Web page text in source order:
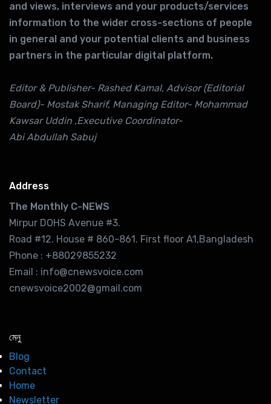
and views, interviews and your products/services
information to the wider cross-sections of people
in general and your potential clients and business
partners in the particular digital platform.
Editor & Publisher- Rashed Kamal, Advisor (Editorial
Board)- Mostak Sharif, Managing Editor- Mohammad
Kawsar Uddin ,Executive Coordinator-
Abi Abdullah Sabuj
Address
The Monthly C-NEWS
Mirpur DOHS Avenue #3.
Road #12. House # 860-861. First floor A1,Bangladesh
Phone : +88029855232
Email : info@cnewsvoice.com
cnewsvoice2002@gmail.com
মেনু
Blog
Contact
Home
Newsletter